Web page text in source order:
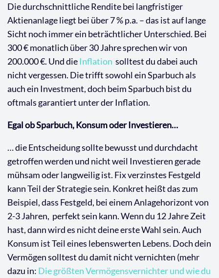
Die durchschnittliche Rendite bei langfristiger
Aktienanlage liegt bei über 7 % p.a. – das ist auf lange
Sicht noch immer ein beträchtlicher Unterschied. Bei
300 € monatlich über 30 Jahre sprechen wir von
200.000 €. Und die Inflation solltest du dabei auch
nicht vergessen. Die trifft sowohl ein Sparbuch als
auch ein Investment, doch beim Sparbuch bist du
oftmals garantiert unter der Inflation.
Egal ob Sparbuch, Konsum oder Investieren…
… die Entscheidung sollte bewusst und durchdacht
getroffen werden und nicht weil Investieren gerade
mühsam oder langweilig ist. Fix verzinstes Festgeld
kann Teil der Strategie sein. Konkret heißt das zum
Beispiel, dass Festgeld, bei einem Anlagehorizont von
2-3 Jahren, perfekt sein kann. Wenn du 12 Jahre Zeit
hast, dann wird es nicht deine erste Wahl sein. Auch
Konsum ist Teil eines lebenswerten Lebens. Doch dein
Vermögen solltest du damit nicht vernichten (mehr
dazu in: Die größten Vermögensvernichter und wie du